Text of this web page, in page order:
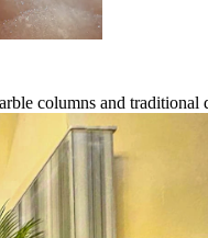
columns and traditional